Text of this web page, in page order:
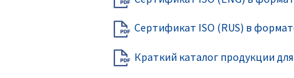
Сертификат ISO (RUS) в
Краткий каталог продукции